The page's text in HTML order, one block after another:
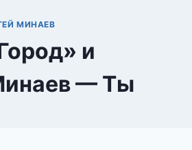
МИНАЕВ
и
— Ты